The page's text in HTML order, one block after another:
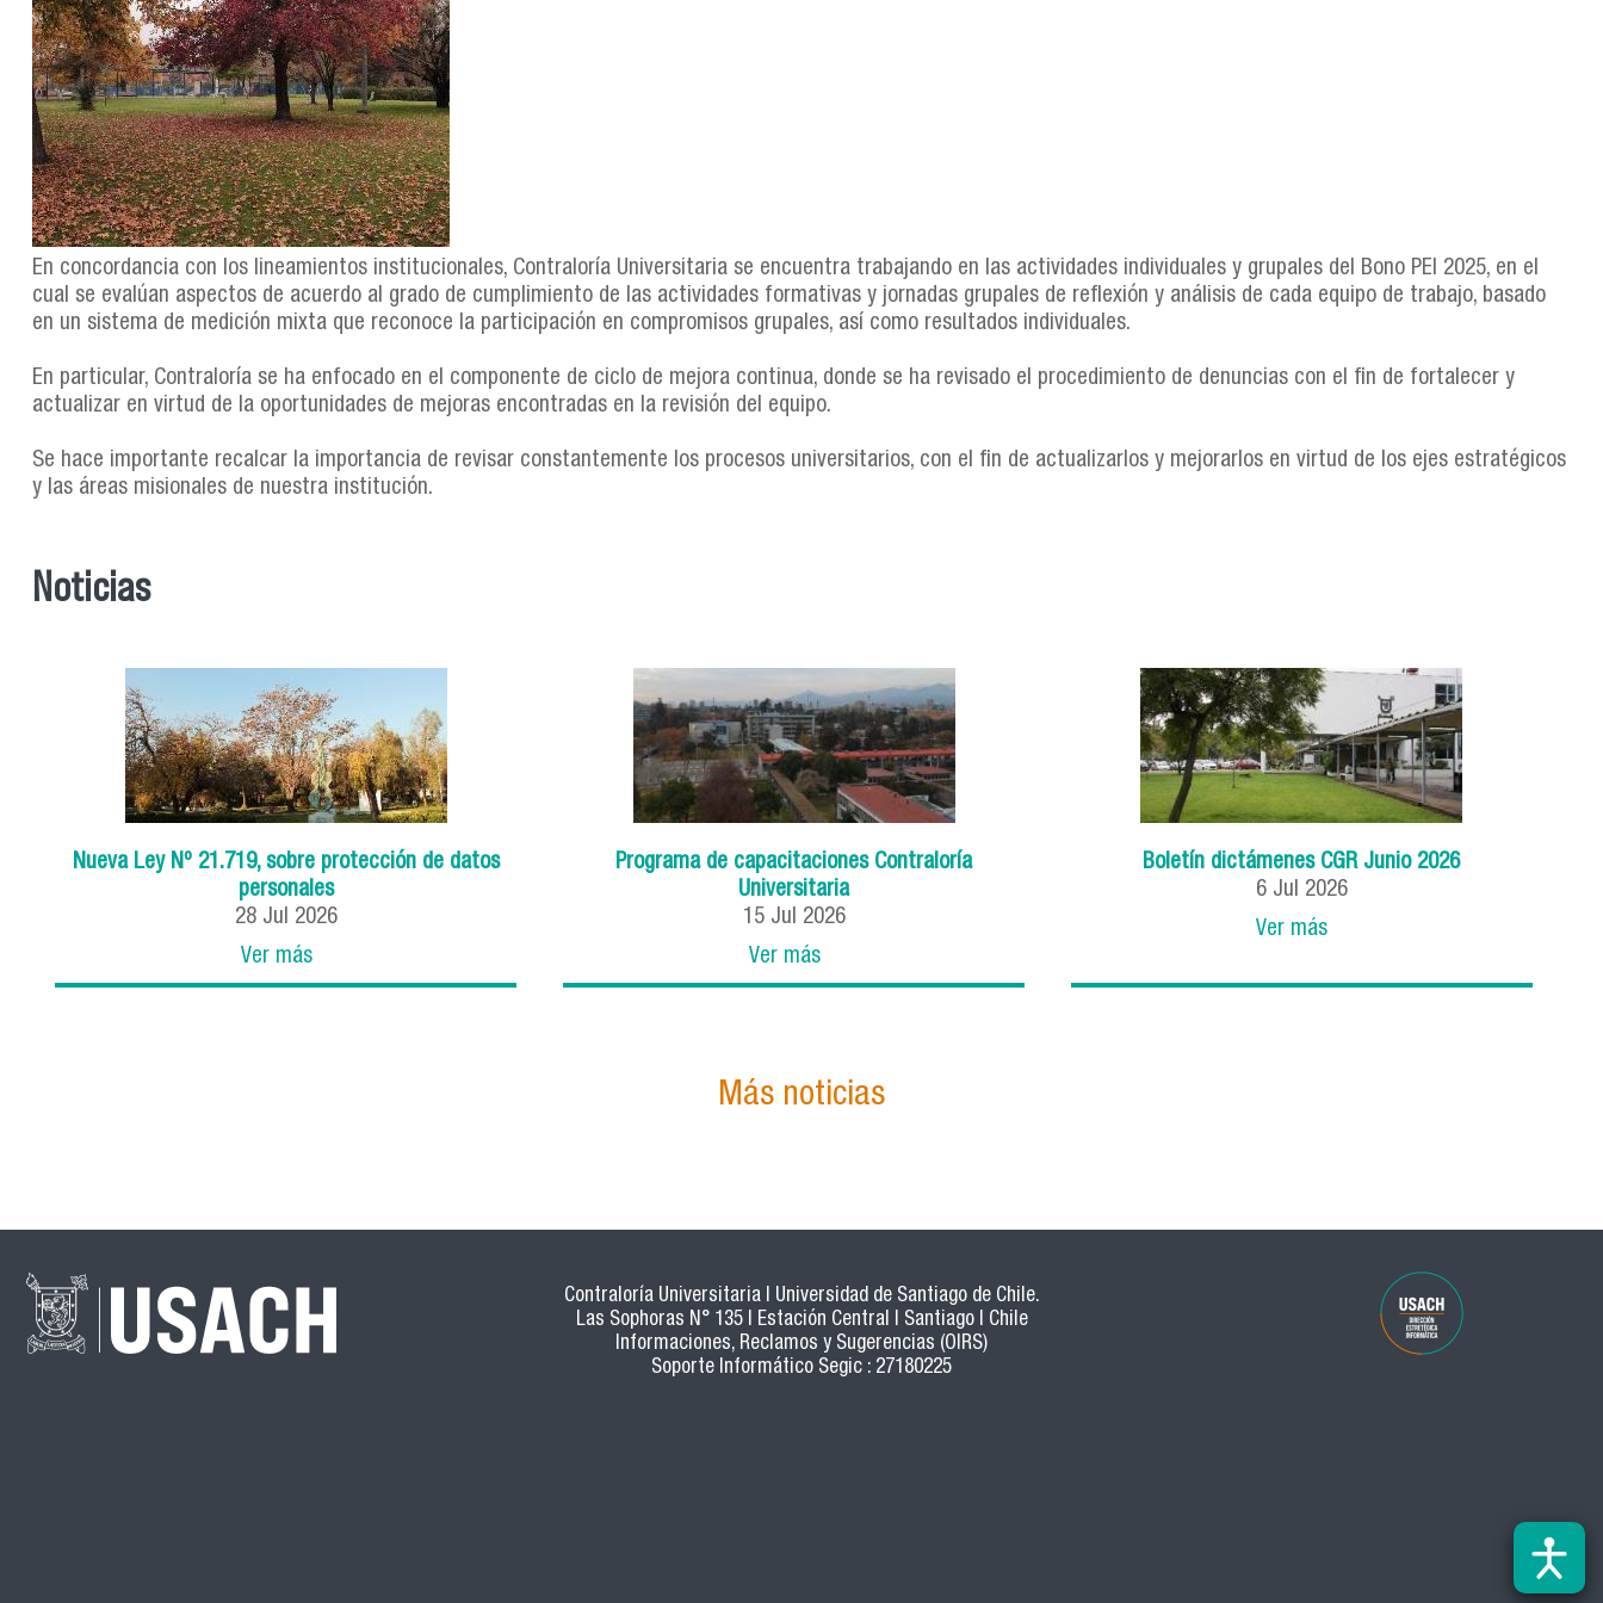
En concordancia con los lineamientos institucionales, Contraloría Universitaria se encuentra trabajando en las actividades individuales y grupales del Bono PEI 2025, en el
cual se evalúan aspectos de acuerdo al grado de cumplimiento de las actividades formativas y jornadas grupales de reflexión y análisis de cada equipo de trabajo, basado
en un sistema de medición mixta que reconoce la participación en compromisos grupales, así como resultados individuales.
En particular, Contraloría se ha enfocado en el componente de ciclo de mejora continua, donde se ha revisado el procedimiento de denuncias con el fin de fortalecer y
actualizar en virtud de la oportunidades de mejoras encontradas en la revisión del equipo.
Se hace importante recalcar la importancia de revisar constantemente los procesos universitarios, con el fin de actualizarlos y mejorarlos en virtud de los ejes estratégicos
y las áreas misionales de nuestra institución.
Noticias
Nueva Ley Nº 21.719, sobre protección de datos
personales
28 Jul 2026
Ver más
Programa de capacitaciones Contraloría
Universitaria
15 Jul 2026
Ver más
Boletín dictámenes CGR Junio 2026
6 Jul 2026
Ver más
Más noticias
Contraloría Universitaria | Universidad de Santiago de Chile.
Las Sophoras N° 135 | Estación Central | Santiago | Chile
Informaciones, Reclamos y Sugerencias (OIRS)
Soporte Informático Segic : 27180225